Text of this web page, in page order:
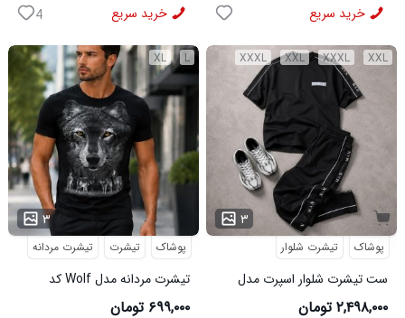
خرید سریع 4 خرید سریع
L
XL
۳
پوشاک تیشرت تیشرت مردانه
تیشرت مردانه مدل Wolf کد
5631
۶۹۹,۰۰۰ تومان
XXL
XXXL
XXL
XXXL
۳
پوشاک تیشرت شلوار
ست تیشرت شلوار اسپرت مدل
MAN مشکی
۲,۴۹۸,۰۰۰ تومان